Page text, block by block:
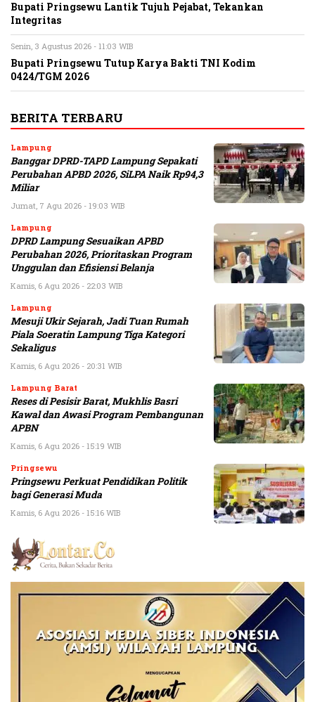
Bupati Pringsewu Lantik Tujuh Pejabat, Tekankan
Integritas
Senin, 3 Agustus 2026 - 11:03 WIB
Bupati Pringsewu Tutup Karya Bakti TNI Kodim
0424/TGM 2026
BERITA TERBARU
Lampung
Banggar DPRD-TAPD Lampung Sepakati
Perubahan APBD 2026, SiLPA Naik Rp94,3
Miliar
Jumat, 7 Agu 2026 - 19:03 WIB
Lampung
DPRD Lampung Sesuaikan APBD
Perubahan 2026, Prioritaskan Program
Unggulan dan Efisiensi Belanja
Kamis, 6 Agu 2026 - 22:03 WIB
Lampung
Mesuji Ukir Sejarah, Jadi Tuan Rumah
Piala Soeratin Lampung Tiga Kategori
Sekaligus
Kamis, 6 Agu 2026 - 20:31 WIB
Lampung Barat
Reses di Pesisir Barat, Mukhlis Basri
Kawal dan Awasi Program Pembangunan
APBN
Kamis, 6 Agu 2026 - 15:19 WIB
Pringsewu
Pringsewu Perkuat Pendidikan Politik
bagi Generasi Muda
Kamis, 6 Agu 2026 - 15:16 WIB